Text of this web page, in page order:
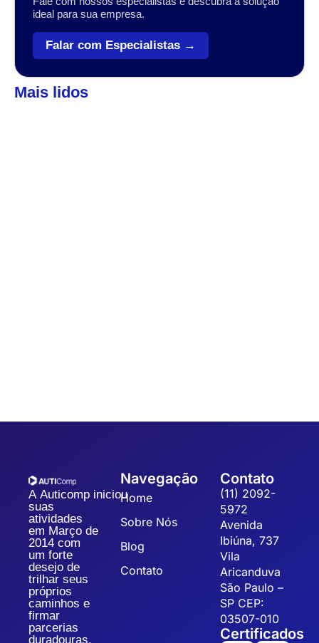
ideal para sua empresa.
Falar com Especialistas →
Mais lidos
A Auticomp iniciou
suas
atividades
em Março de
2014 com
um forte
desejo de
trilhar seus
próprios
caminhos e
firmar
parcerias
duradouras.
Navegação
Home
Sobre Nós
Blog
Contato
Contato
(11) 2092-
5972
Avenida
Ibiúna, 737
Vila
Aricanduva
São Paulo –
SP CEP:
03507-010
Certificados